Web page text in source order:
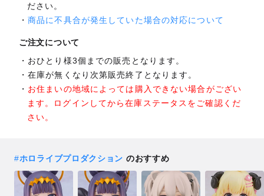
ださい。
商品に不具合が発生していた場合の対応について
ご注文について
おひとり様3個までの販売となります。
在庫が無くなり次第販売終了となります。
お住まいの地域によっては購入できない場合がござい
ます。ログインしてから在庫ステータスをご確認くだ
さい。
#ホロライブプロダクション のおすすめ